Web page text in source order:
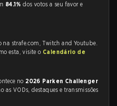
84.1%dos votos a seu favor e
na strafe.com, Twitch and Youtube.
esta, visite o Calendário de
no 2026 Parken Challenger
as VODs, destaques e transmissões